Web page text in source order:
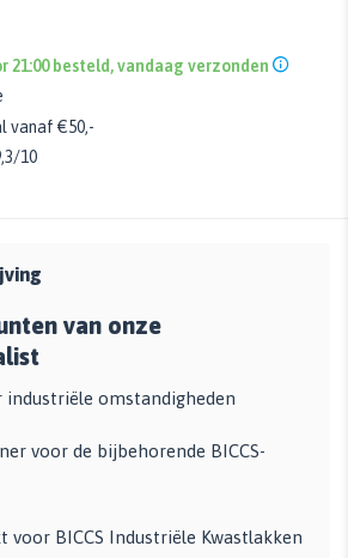
21:00 besteld, vandaag verzonden
vanaf €50,-
10
van onze
industriële omstandigheden
voor de bijbehorende BICCS-
voor BICCS Industriële Kwastlakken